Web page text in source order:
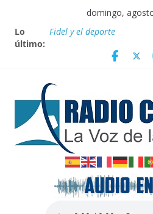
contenido
domingo,
Lo
último:
Nota oficial del Gobierno
Fidel y el deporte
Vanguardia por 3 años
renovables en Cuba